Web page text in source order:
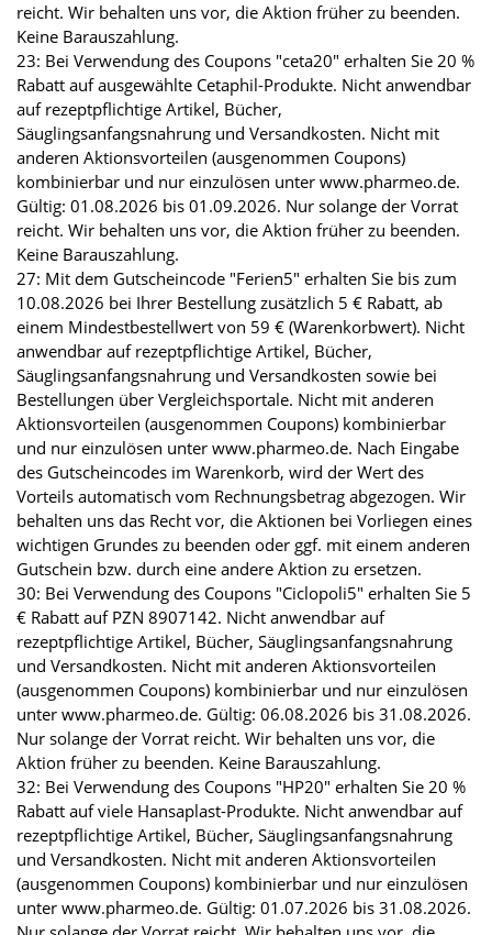
reicht. Wir behalten uns vor, die Aktion früher zu beenden.
Keine Barauszahlung.
23: Bei Verwendung des Coupons "ceta20" erhalten Sie 20 %
Rabatt auf ausgewählte Cetaphil-Produkte. Nicht anwendbar
auf rezeptpflichtige Artikel, Bücher,
Säuglingsanfangsnahrung und Versandkosten. Nicht mit
anderen Aktionsvorteilen (ausgenommen Coupons)
kombinierbar und nur einzulösen unter www.pharmeo.de.
Gültig: 01.08.2026 bis 01.09.2026. Nur solange der Vorrat
reicht. Wir behalten uns vor, die Aktion früher zu beenden.
Keine Barauszahlung.
27: Mit dem Gutscheincode "Ferien5" erhalten Sie bis zum
10.08.2026 bei Ihrer Bestellung zusätzlich 5 € Rabatt, ab
einem Mindestbestellwert von 59 € (Warenkorbwert). Nicht
anwendbar auf rezeptpflichtige Artikel, Bücher,
Säuglingsanfangsnahrung und Versandkosten sowie bei
Bestellungen über Vergleichsportale. Nicht mit anderen
Aktionsvorteilen (ausgenommen Coupons) kombinierbar
und nur einzulösen unter www.pharmeo.de. Nach Eingabe
des Gutscheincodes im Warenkorb, wird der Wert des
Vorteils automatisch vom Rechnungsbetrag abgezogen. Wir
behalten uns das Recht vor, die Aktionen bei Vorliegen eines
wichtigen Grundes zu beenden oder ggf. mit einem anderen
Gutschein bzw. durch eine andere Aktion zu ersetzen.
30: Bei Verwendung des Coupons "Ciclopoli5" erhalten Sie 5
€ Rabatt auf PZN 8907142. Nicht anwendbar auf
rezeptpflichtige Artikel, Bücher, Säuglingsanfangsnahrung
und Versandkosten. Nicht mit anderen Aktionsvorteilen
(ausgenommen Coupons) kombinierbar und nur einzulösen
unter www.pharmeo.de. Gültig: 06.08.2026 bis 31.08.2026.
Nur solange der Vorrat reicht. Wir behalten uns vor, die
Aktion früher zu beenden. Keine Barauszahlung.
32: Bei Verwendung des Coupons "HP20" erhalten Sie 20 %
Rabatt auf viele Hansaplast-Produkte. Nicht anwendbar auf
rezeptpflichtige Artikel, Bücher, Säuglingsanfangsnahrung
und Versandkosten. Nicht mit anderen Aktionsvorteilen
(ausgenommen Coupons) kombinierbar und nur einzulösen
unter www.pharmeo.de. Gültig: 01.07.2026 bis 31.08.2026.